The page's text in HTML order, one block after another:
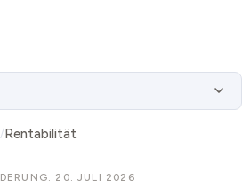
Rentabilität
20. JULI 2026